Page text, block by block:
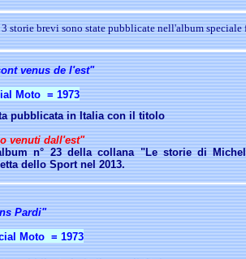
3 storie brevi sono state pubblicate nell'album
venus de l'est"
Moto = 1973
pubblicata in Italia con il titolo
venuti dall'est"
n° 23 della collana "Le storie di
dello Sport nel 2013.
Pardi"
Moto = 1973